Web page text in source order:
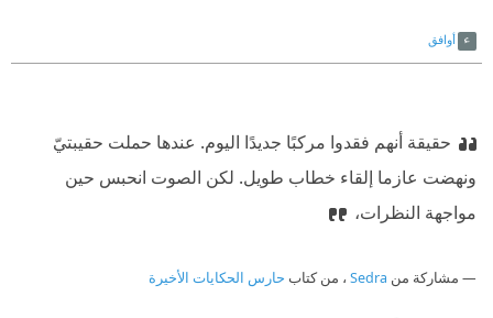
أوافق
حقيقة أنهم فقدوا مركبًا جديدًا اليوم. عندها حملت حقيبتيّ
ونهضت عازما إلقاء خطاب طويل. لكن الصوت انحبس حين
مواجهة النظرات،
مشاركة من Sedra ، من كتاب حارس الحكايات الأخيرة